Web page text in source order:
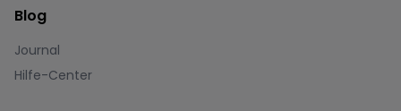
Blog
Journal
Hilfe-Center